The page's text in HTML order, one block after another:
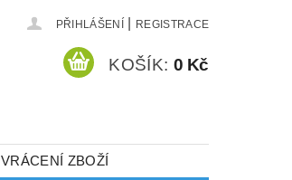
PŘIHLÁŠENÍ REGISTRACE
KOŠÍK: 0 Kč
VRÁCENÍ ZBOŽÍ